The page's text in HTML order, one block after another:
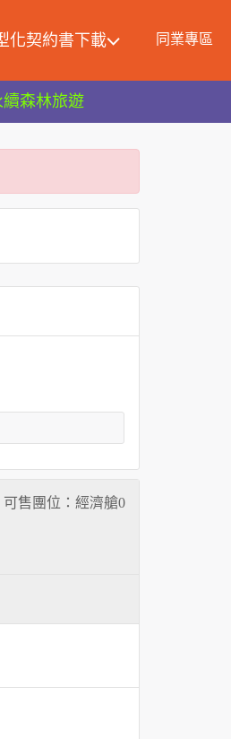
化契約書下載 同業專區
續森林旅遊
可售團位：經濟艙0